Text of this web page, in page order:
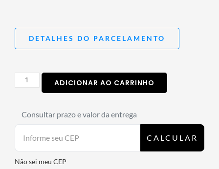
DETALHES DO PARCELAMENTO
ADICIONAR AO CARRINHO
Consultar prazo e valor da entrega
CALCULAR
Não sei meu CEP